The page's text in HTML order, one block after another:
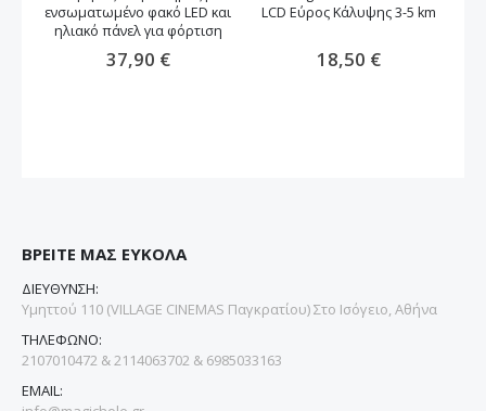
ενσωματωμένο φακό LED και
ηλιακό πάνελ για φόρτιση
37,90 €
LCD Εύρος Κάλυψης 3-5 km
18,50 €
ΒΡΕΙΤΕ ΜΑΣ ΕΥΚΟΛΑ
ΔΙΕΥΘΥΝΣΗ:
Υμηττού 110 (VILLAGE CINEMAS Παγκρατίου) Στο Ισόγειο, Αθήνα
ΤΗΛΕΦΩΝΟ:
2107010472 & 2114063702 & 6985033163
EMAIL: